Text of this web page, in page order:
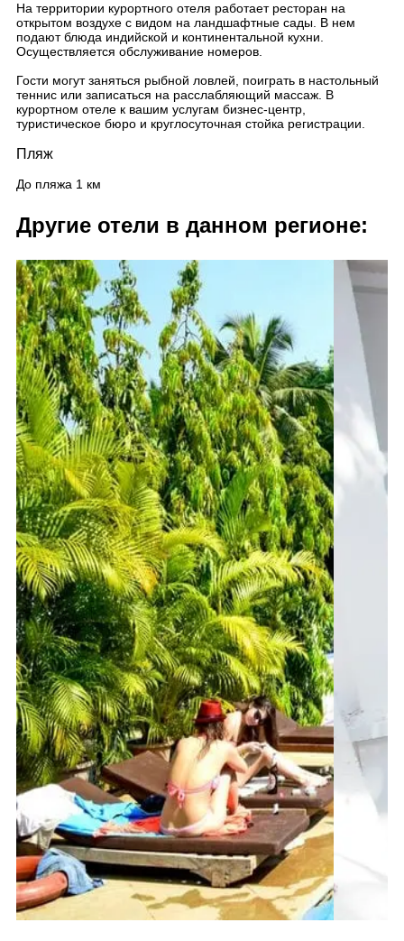
На территории курортного отеля работает ресторан на
открытом воздухе с видом на ландшафтные сады. В нем
подают блюда индийской и континентальной кухни.
Осуществляется обслуживание номеров.
Гости могут заняться рыбной ловлей, поиграть в настольный
теннис или записаться на расслабляющий массаж. В
курортном отеле к вашим услугам бизнес-центр,
туристическое бюро и круглосуточная стойка регистрации.
Пляж
До пляжа 1 км
Другие отели в данном регионе: